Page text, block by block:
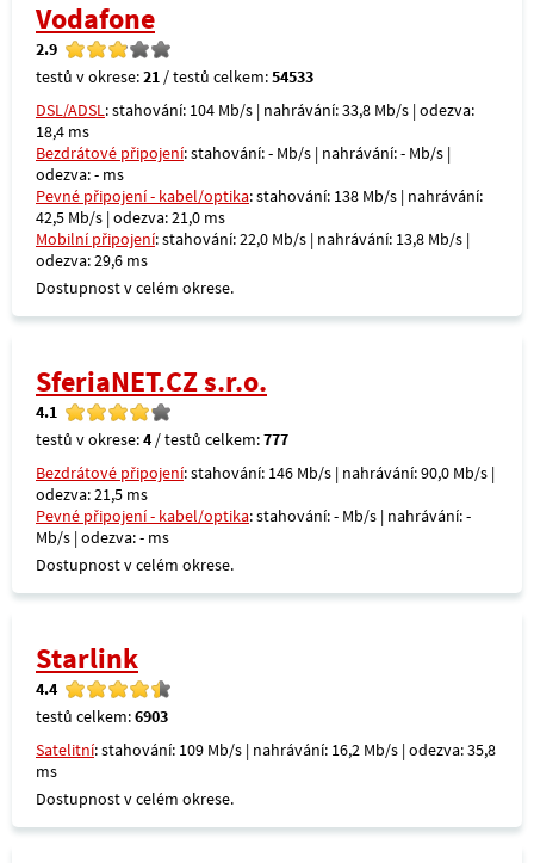
Vodafone
2.9
testů v okrese:21 / testů celkem:54533
DSL/ADSL: stahování: 104 Mb/s | nahrávání: 33,8 Mb/s | odezva:
18,4 ms
Bezdrátové připojení: stahování: - Mb/s | nahrávání: - Mb/s |
odezva: - ms
Pevné připojení - kabel/optika: stahování: 138 Mb/s | nahrávání:
42,5 Mb/s | odezva: 21,0 ms
Mobilní připojení: stahování: 22,0 Mb/s | nahrávání: 13,8 Mb/s |
odezva: 29,6 ms
Dostupnost v celém okrese.
SferiaNET.CZ s.r.o.
4.1
testů v okrese:4 / testů celkem:777
Bezdrátové připojení: stahování: 146 Mb/s | nahrávání: 90,0 Mb/s |
odezva: 21,5 ms
Pevné připojení - kabel/optika: stahování: - Mb/s | nahrávání: -
Mb/s | odezva: - ms
Dostupnost v celém okrese.
Starlink
4.4
testů celkem:6903
Satelitní: stahování: 109 Mb/s | nahrávání: 16,2 Mb/s | odezva: 35,8
ms
Dostupnost v celém okrese.